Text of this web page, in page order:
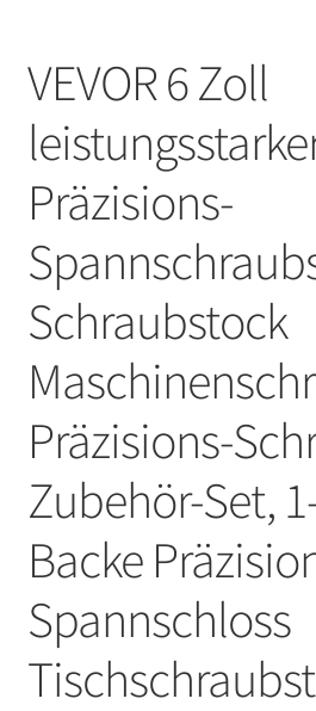
VEVOR 6 Zoll
Präzisions-
Schraubstock
Präzisions-
Zubehör-Set,
Backe
Spannschloss